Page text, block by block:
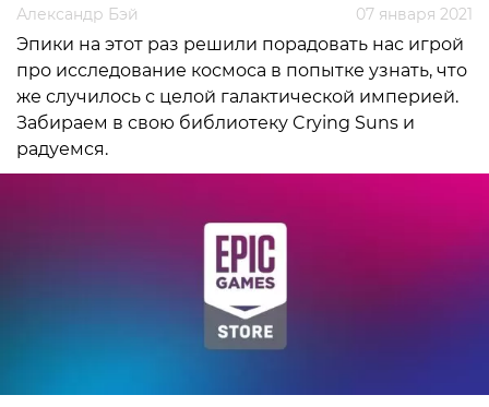
Александр Бэй 07 января 2021
Эпики на этот раз решили порадовать нас игрой
про исследование космоса в попытке узнать, что
же случилось с целой галактической империей.
Забираем в свою библиотеку Crying Suns и
радуемся.